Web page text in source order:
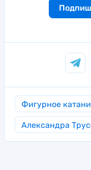
Фигурное
Александра